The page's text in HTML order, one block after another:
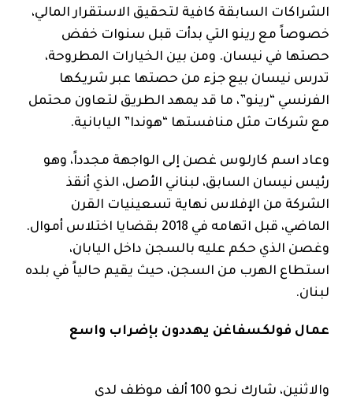
الشراكات السابقة كافية لتحقيق الاستقرار المالي،
خصوصاً مع رينو التي بدأت قبل سنوات خفض
حصتها في نيسان. ومن بين الخيارات المطروحة،
تدرس نيسان بيع جزء من حصتها عبر شريكها
الفرنسي “رينو”، ما قد يمهد الطريق لتعاون محتمل
مع شركات مثل منافستها “هوندا” اليابانية.
وعاد اسم كارلوس غصن إلى الواجهة مجدداً، وهو
رئيس نيسان السابق، لبناني الأصل، الذي أنقذ
الشركة من الإفلاس نهاية تسعينيات القرن
الماضي، قبل اتهامه في 2018 بقضايا اختلاس أموال.
وغصن الذي حكم عليه بالسجن داخل اليابان،
استطاع الهرب من السجن، حيث يقيم حالياً في بلده
لبنان.
عمال فولكسفاغن يهددون بإضراب واسع
والاثنين، شارك نحو 100 ألف موظف لدى